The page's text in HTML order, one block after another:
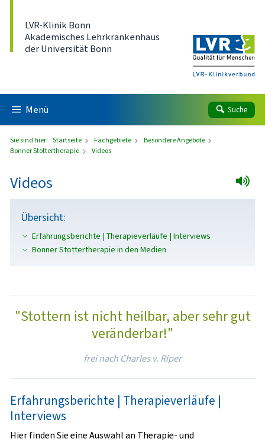
LVR-Klinik Bonn
Akademisches Lehrkrankenhaus
der Universität Bonn
Menü Suche
Sie sind hier: Startseite Fachgebiete
Besondere Angebote
Bonner Stottertherapie
Videos
Videos
Übersicht:
Erfahrungsberichte | Therapieverläufe | Interviews
Bonner Stottertherapie in den Medien
"Stottern ist nicht heilbar, aber sehr gut
veränderbar!"
frei nach Charles v. Riper
Erfahrungsberichte | Therapieverläufe |
Interviews
Hier finden Sie eine Auswahl an Therapie- und